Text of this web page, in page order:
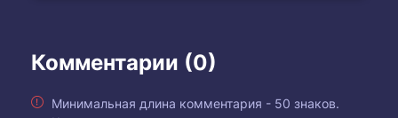
Комментарии (0)
Минимальная длина комментария - 50 знаков.